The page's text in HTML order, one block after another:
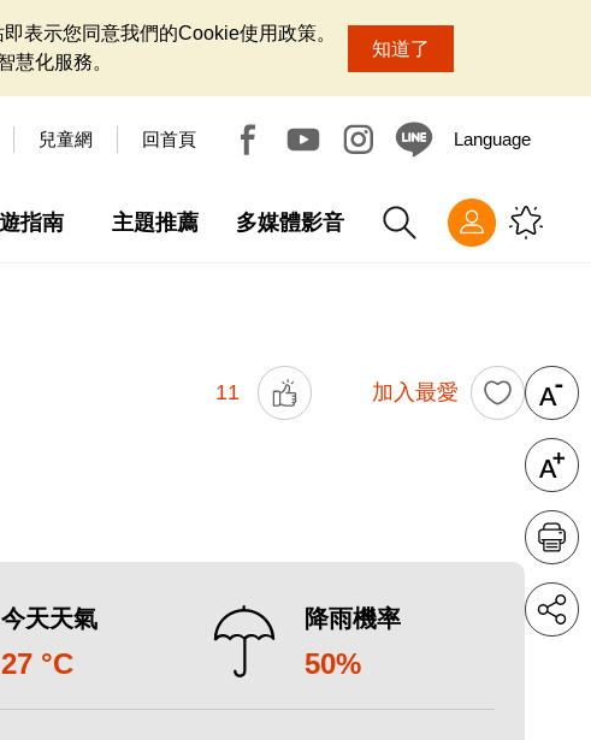
表示您同意我們的Cookie使用政策。
慧化服務。
知道了
兒童網 回首頁 Language
指南 主題推薦 多媒體影音
11 加入最愛
今天天氣
27 °C
降雨機率
50%